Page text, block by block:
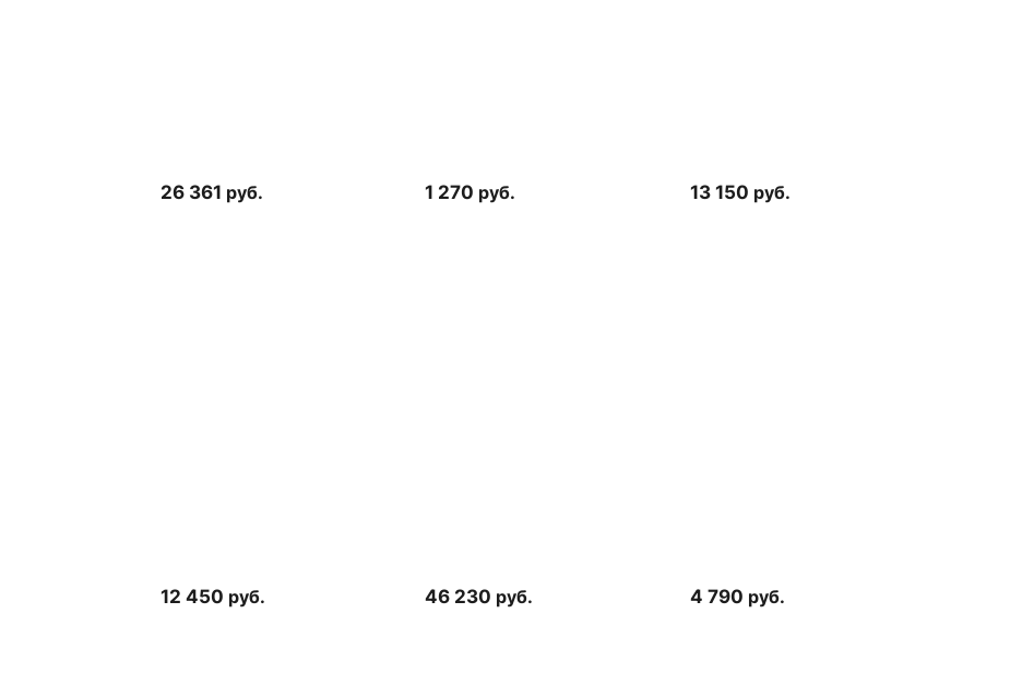
26 361 руб. 1 270 руб. 13 150 руб.
12 450 руб. 46 230 руб. 4 790 руб.